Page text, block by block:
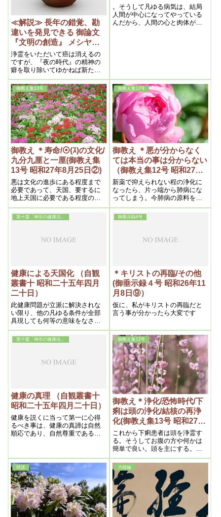
≪解説≫ 長年の錯覚、勘
違いを発見できる 御論文
『文明の創造』 メシヤ教
代表 楳木和麿
浄霊をいただいて癌は消えるの
ですが、『夜の時代』の精神の
癖を取り除いてゆかねば新たな
霊の曇りを発生させてしまうの
です。このことに気付かねば、
信者は救われません。初めてご
縁をいただく方は、『知らなか
ったので罪は軽い』ということ
から、浄霊をいただけば瞬く間
に救われるのです。しかし、信
者は曇りを発生させ続けたこと
のお詫びから再スタートを切ら
ねばならないのです。
。そうして凡ゆる病気は、結局
人間が中心になってやっている
んだから、人間の心と肉体が健
すると言う事が根本ですから、
それで神様が、病気を治し健康
にする、と言う事を主にしてい
る
御教え集13号
御教え ＊寿命/⦿(ｽ)の文化/
九分九厘と一厘(御教え集
13号 昭和27年8月25日②)
悪は文化の進歩にある程度まで
必要であって、天国、要するに
地上天国に必要である程度の文
化を作る迄の必要であって、そ
れ以上はいけない。だから悪の
期限が来たという事も説いてあ
必要であったという事と、悪の
為に必要であったというように
説けば、ちょっと医者の方では
怒る事も出来ないのです。しか
し今日ではもういけないので
す。もう弱らせる事は止やめる
時期が来た。だから止よせと、
こういう意味です。ですからこ
れを知っていれば、どんな質問
が出ても困る事はないです
御教え集12号
御教え ＊悪が分からなく
ては本当の事は分からない
（御教え集12号 昭和27年7
月26日）
新薬で抑えられない程の浄化に
なったら、片っ端から肺病にな
ってしまう。今肺病の原料を作
ってますが――ヒドラジドなん
か素晴しいものです。しかしそ
うなってからは皆メシヤ教に頭
長くないです。大分近寄って来
先月より今月と、ずっと早く治
って来る。これは霊界で火素が
増えて来た為です。つまり、火
素が増えて来たという事は浄化
が強くなったのです。
第十篇「神示の健康法」
健康による天国化 （自観
叢書十 昭和二十五年四月
二十日）
此健康問題が立派に解決されな
い限り、他の凡ゆる条件が全部
具現しても何等の意味をなさな
いからである。然るに私によっ
て完成された処の神霊療法は、
人間の凡ゆる病患を除去し、完
御垂示録4号
＊キリストの再臨/その他
(御垂示録４号 昭和26年11
月8日⑨）
仮に、私がキリストの再臨だと
言う事が分かったら大変です
第十篇「神示の健康法」
健康の真理 （自観叢書十
昭和二十五年四月二十日）
健康を説くに当って第一に心得
るべき事は、健康の真諦は自然
順応であり、自然尊重である事
造られた御目的は何であるかと
いふ事である。吾等の解釈によ
れば、それは真善美の完き世界
を造る事である。といっても斯
んな途方もない説は容易に受入
れ難いであらう。
御教え集13号
御教え＊浄化/恐怖時代/下
痢は頭の浄化/結核の再浄
化(御教え集13号 昭和27年
8月6日①)
これから下痢患者は頭を浄霊す
る。そうしてお腹の方や何かは
簡単で良い。頭を主にする。頭
も前頭部の方と後頭部の場合が
ある。前頭部は触ってみると熱
が強い、後頭部は固まりがあり
ますから、それをやると一時は
余計下痢をしますが、後治りが
良いのです。その代わり頭が良
くなります。
対談 大経綸